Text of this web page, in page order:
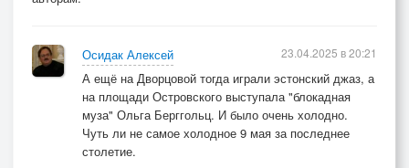
3 куплет:
До чего же красивы сейчас
Наши женщины, брат балтиец!
Столько лет без мужского плеча,
Рукава засуча!
Осидак Алексей
А ещё на Дворцовой тогда играли эстонский джаз, а
на площади Островского выступала "блокадная
муза" Ольга Берггольц. И было очень холодно.
Чуть ли не самое холодное 9 мая за последнее
столетие.
23.04.2025 в 20:21